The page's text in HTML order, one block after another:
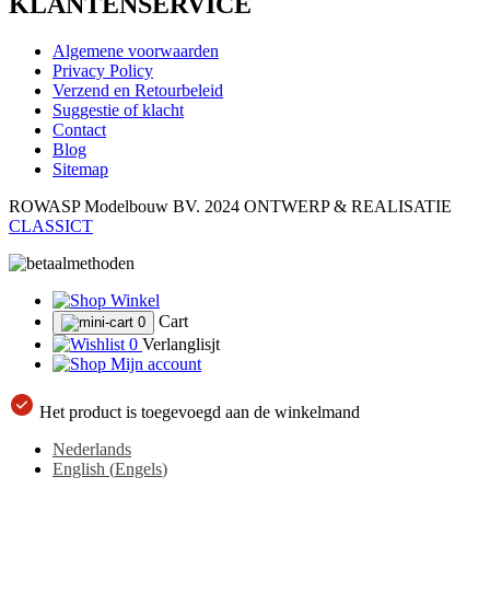
Algemene voorwaarden
Privacy Policy
Verzend en Retourbeleid
Suggestie of klacht
Contact
Blog
Sitemap
ROWASP Modelbouw BV. 2024 ONTWERP & REALISATIE
CLASSICT
Winkel
0
Cart
0 Verlanglisjt
Mijn account
Het product is toegevoegd aan de winkelmand
Nederlands
English (Engels)